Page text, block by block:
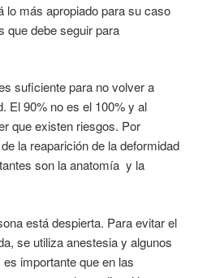
lo más apropiado para su caso
que debe seguir para
suficiente para no volver a
El 90% no es el 100% y al
que existen riesgos. Por
la reaparición de la deformidad
son la anatomía y la
está despierta. Para evitar el
se utiliza anestesia y algunos
importante que en las